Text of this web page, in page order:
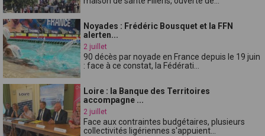
Noyades : Frédéric Bousquet et la FFN
alerten...
2 juillet
90 décès par noyade en France depuis le 19 juin
: face à ce constat, la Fédérati...
Loire : la Banque des Territoires
accompagne ...
2 juillet
Face aux contraintes budgétaires, plusieurs
collectivités ligériennes s'appuient...